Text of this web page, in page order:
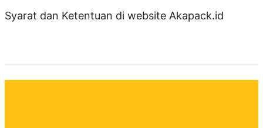
Syarat dan Ketentuan di website Akapack.id